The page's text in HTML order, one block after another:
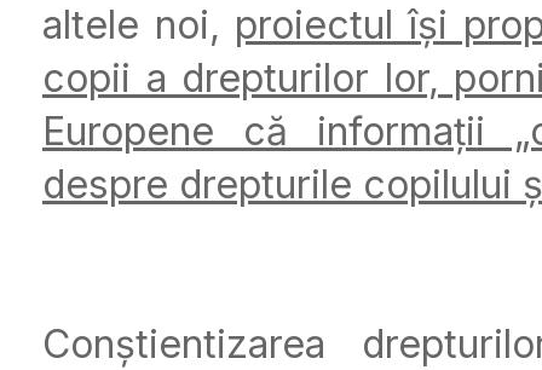
altele noi, proiectul își
copii a drepturilor lor,
Europene că informații
despre drepturile copilului
Conștientizarea